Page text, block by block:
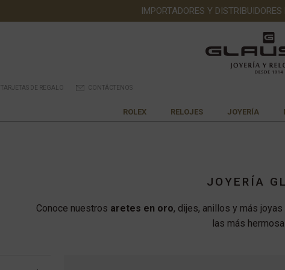
IMPORTADORES Y
TARJETAS DE REGALO CONTÁCTENOS
ROLEX RELOJES JOYERÍA
JOYERÍA
Conoce nuestros aretes en oro, dijes, anillos y más
las más